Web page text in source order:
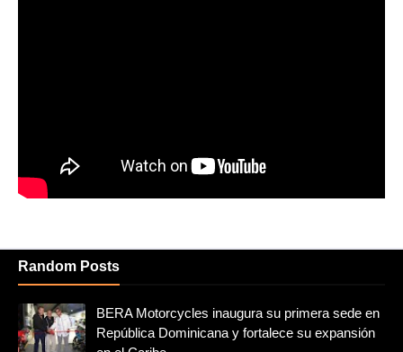
Random Posts
BERA Motorcycles inaugura su primera sede en
República Dominicana y fortalece su expansión